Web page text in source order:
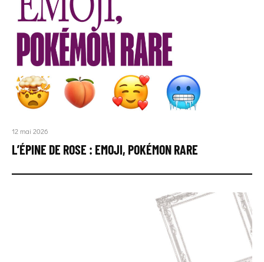
12 mai 2026
L’ÉPINE DE ROSE : EMOJI, POKÉMON RARE